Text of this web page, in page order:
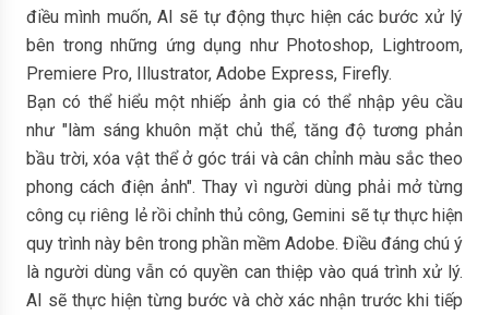
điều mình muốn, AI sẽ tự động thực hiện các bước xử lý
bên trong những ứng dụng như Photoshop, Lightroom,
Premiere Pro, Illustrator, Adobe Express, Firefly.
Bạn có thể hiểu một nhiếp ảnh gia có thể nhập yêu cầu
như "làm sáng khuôn mặt chủ thể, tăng độ tương phản
bầu trời, xóa vật thể ở góc trái và cân chỉnh màu sắc theo
phong cách điện ảnh". Thay vì người dùng phải mở từng
công cụ riêng lẻ rồi chỉnh thủ công, Gemini sẽ tự thực hiện
quy trình này bên trong phần mềm Adobe. Điều đáng chú ý
là người dùng vẫn có quyền can thiệp vào quá trình xử lý.
AI sẽ thực hiện từng bước và chờ xác nhận trước khi tiếp